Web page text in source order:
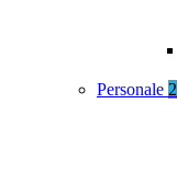
Personale